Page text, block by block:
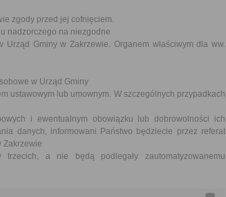
zgody przed jej cofnięciem.
nadzorczego na niezgodne
Gminy w Zakrzewie. Organem właściwym dla ww.
w Urząd Gminy
ustawowym lub umownym. W szczególnych przypadkach
i ewentualnym obowiązku lub dobrowolności ich
danych, informowani Państwo będziecie przez referat
Zakrzewie
a nie będą podlegały zautomatyzowanemu